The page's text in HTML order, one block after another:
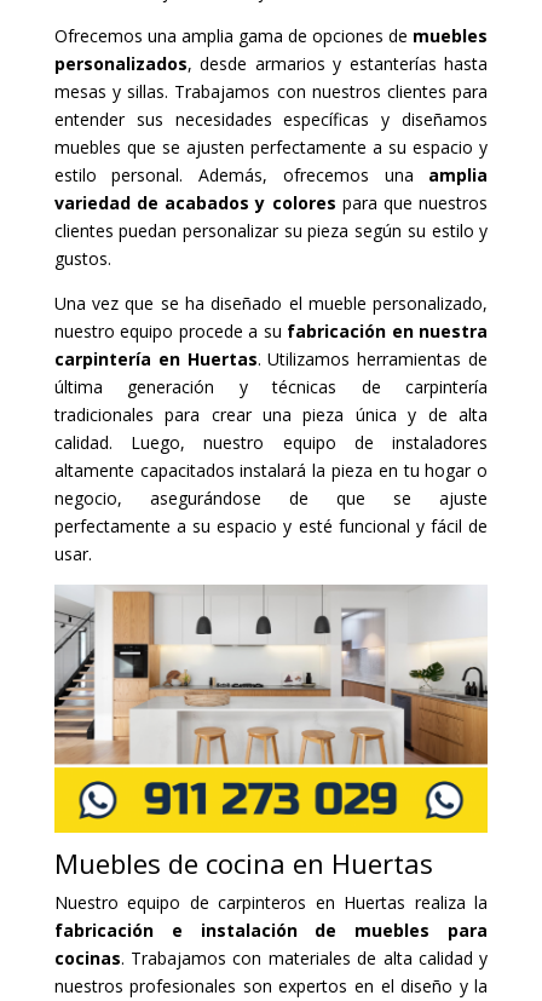
Ofrecemos una amplia gama de opciones de muebles
personalizados, desde armarios y estanterías hasta
mesas y sillas. Trabajamos con nuestros clientes para
entender sus necesidades específicas y diseñamos
muebles que se ajusten perfectamente a su espacio y
estilo personal. Además, ofrecemos una amplia
variedad de acabados y colores para que nuestros
clientes puedan personalizar su pieza según su estilo y
gustos.
Una vez que se ha diseñado el mueble personalizado,
nuestro equipo procede a su fabricación en nuestra
carpintería en Huertas. Utilizamos herramientas de
última generación y técnicas de carpintería
tradicionales para crear una pieza única y de alta
calidad. Luego, nuestro equipo de instaladores
altamente capacitados instalará la pieza en tu hogar o
negocio, asegurándose de que se ajuste
perfectamente a su espacio y esté funcional y fácil de
usar.
Muebles de cocina en Huertas
Nuestro equipo de carpinteros en Huertas realiza la
fabricación e instalación de muebles para
cocinas. Trabajamos con materiales de alta calidad y
nuestros profesionales son expertos en el diseño y la